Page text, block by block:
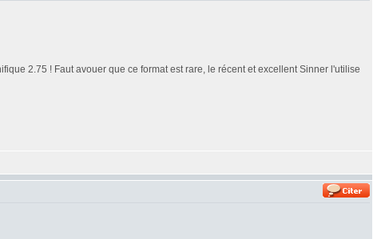
2.75 ! Faut avouer que ce format est rare, le récent et excellent Sinner l'utilise